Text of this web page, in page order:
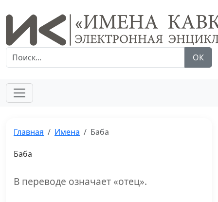
ОК
Главная Имена Баба
Баба
В переводе означает «отец».